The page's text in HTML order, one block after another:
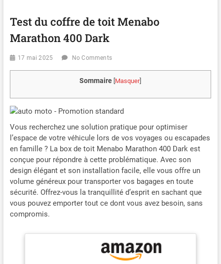
Test du coffre de toit Menabo
Marathon 400 Dark
17 mai 2025 No Comments
Sommaire Masquer]
Vous recherchez une solution pratique pour optimiser
l’espace de votre véhicule lors de vos voyages ou escapades
en famille ? La box de toit Menabo Marathon 400 Dark est
conçue pour répondre à cette problématique. Avec son
design élégant et son installation facile, elle vous offre un
volume généreux pour transporter vos bagages en toute
sécurité. Offrez-vous la tranquillité d’esprit en sachant que
vous pouvez emporter tout ce dont vous avez besoin, sans
compromis.